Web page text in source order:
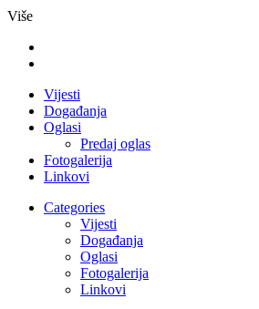
Više
Vijesti
Događanja
Oglasi
Predaj oglas
Fotogalerija
Linkovi
Categories
Vijesti
Događanja
Oglasi
Fotogalerija
Linkovi